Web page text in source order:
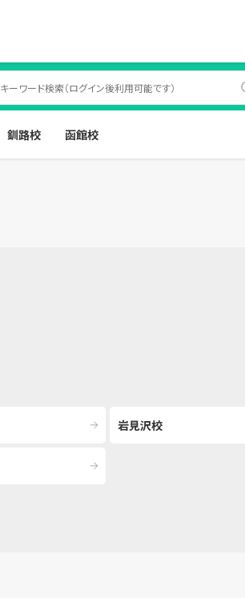
釧路校 函館校
岩見沢校